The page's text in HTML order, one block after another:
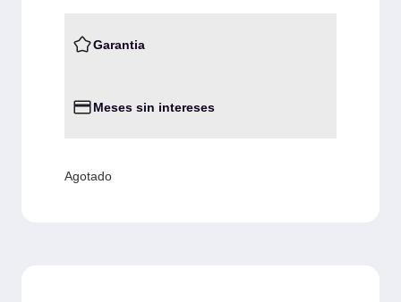
Garantia
Meses sin intereses
Agotado